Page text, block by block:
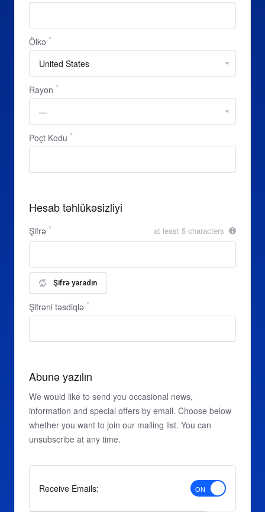
Ölkə
Rayon
Poçt Kodu
Hesab təhlükəsizliyi
Şifrə at least 5 characters
Şifrə yaradın
Şifrəni təsdiqlə
Abunə yazılın
We would like to send you occasional news,
information and special offers by email. Choose below
whether you want to join our mailing list. You can
unsubscribe at any time.
Receive Emails: